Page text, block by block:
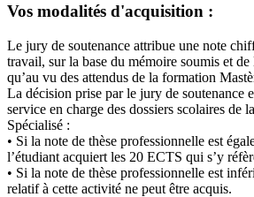
Vos modalités d'acquisition :
Le jury de soutenance attribue une note
travail, sur la base du mémoire soumis et de
qu’au vu des attendus de la formation
La décision prise par le jury de soutenance
service en charge des dossiers scolaires de
Spécialisé :
• Si la note de thèse professionnelle est
l’étudiant acquiert les 20 ECTS qui s’y
• Si la note de thèse professionnelle est
relatif à cette activité ne peut être acquis.